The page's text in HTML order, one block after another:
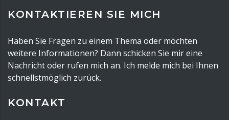
KONTAKTIEREN SIE MICH
Haben Sie Fragen zu einem Thema oder möchten
weitere Informationen? Dann schicken Sie mir eine
Nachricht oder rufen mich an. Ich melde mich bei Ihnen
schnellstmöglich zurück.
KONTAKT